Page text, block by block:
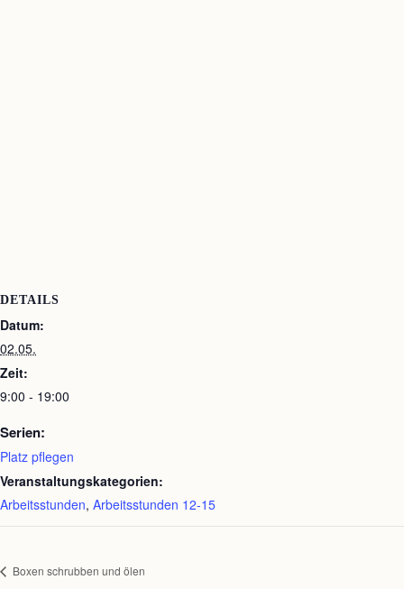
DETAILS
Datum:
02.05.
Zeit:
9:00 - 19:00
Serien:
Platz pflegen
Veranstaltungskategorien:
Arbeitsstunden, Arbeitsstunden 12-15
Boxen schrubben und ölen